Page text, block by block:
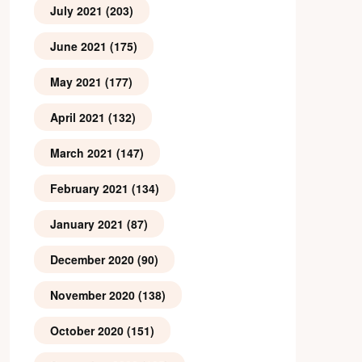
July 2021 (203)
June 2021 (175)
May 2021 (177)
April 2021 (132)
March 2021 (147)
February 2021 (134)
January 2021 (87)
December 2020(90)
November 2020(138)
October 2020(151)